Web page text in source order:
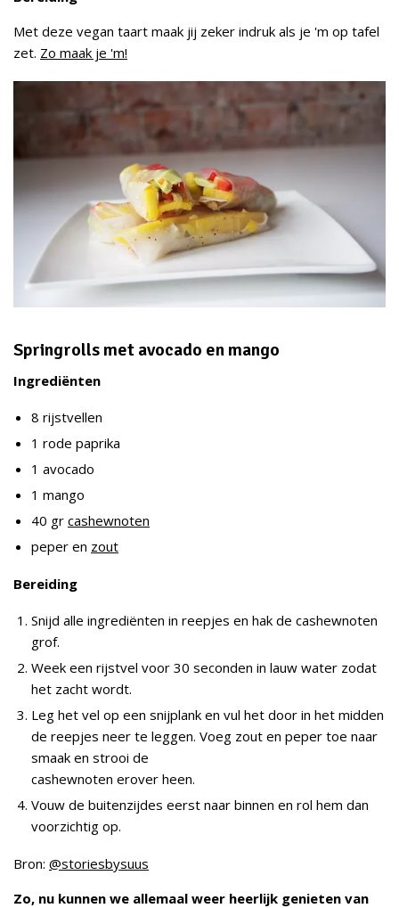
Met deze vegan taart maak jij zeker indruk als je 'm op tafel
zet. Zo maak je 'm!
Springrolls met avocado en mango
Ingrediënten
8 rijstvellen
1 rode paprika
1 avocado
1 mango
40 gr cashewnoten
peper en zout
Bereiding
Snijd alle ingrediënten in reepjes en hak de cashewnoten
grof.
Week een rijstvel voor 30 seconden in lauw water zodat
het zacht wordt.
Leg het vel op een snijplank en vul het door in het midden
de reepjes neer te leggen. Voeg zout en peper toe naar
smaak en strooi de
cashewnoten erover heen.
Vouw de buitenzijdes eerst naar binnen en rol hem dan
voorzichtig op.
Bron: @storiesbysuus
Zo, nu kunnen we allemaal weer heerlijk genieten van